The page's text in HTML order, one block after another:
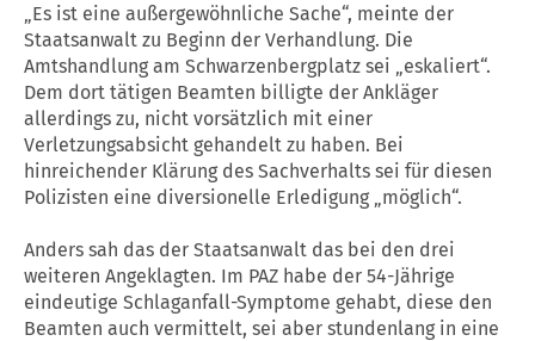
„Es ist eine außergewöhnliche Sache“, meinte der
Staatsanwalt zu Beginn der Verhandlung. Die
Amtshandlung am Schwarzenbergplatz sei „eskaliert“.
Dem dort tätigen Beamten billigte der Ankläger
allerdings zu, nicht vorsätzlich mit einer
Verletzungsabsicht gehandelt zu haben. Bei
hinreichender Klärung des Sachverhalts sei für diesen
Polizisten eine diversionelle Erledigung „möglich“.
Anders sah das der Staatsanwalt das bei den drei
weiteren Angeklagten. Im PAZ habe der 54-Jährige
eindeutige Schlaganfall-Symptome gehabt, diese den
Beamten auch vermittelt, sei aber stundenlang in eine